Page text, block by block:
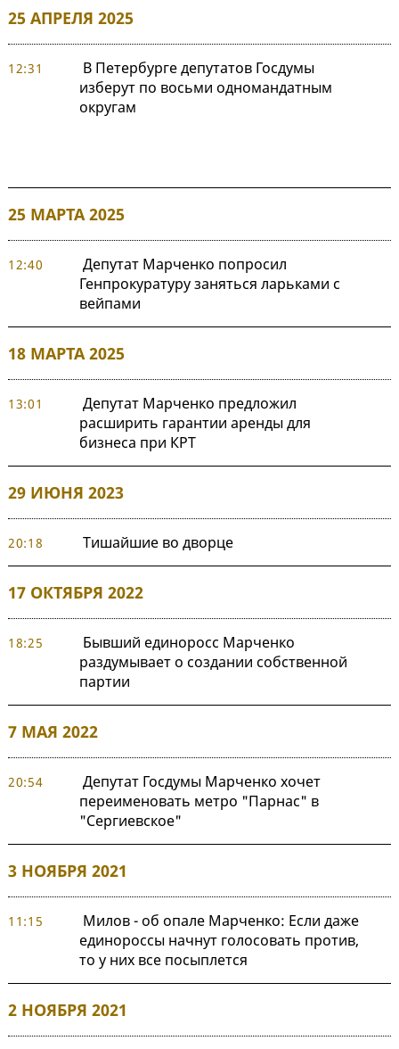
25 АПРЕЛЯ 2025
12:31
В Петербурге депутатов Госдумы
изберут по восьми одномандатным
округам
25 МАРТА 2025
12:40
Депутат Марченко попросил
Генпрокуратуру заняться ларьками с
вейпами
18 МАРТА 2025
13:01
Депутат Марченко предложил
расширить гарантии аренды для
бизнеса при КРТ
29 ИЮНЯ 2023
20:18 Тишайшие во дворце
17 ОКТЯБРЯ 2022
18:25
Бывший единоросс Марченко
раздумывает о создании собственной
партии
7 МАЯ 2022
20:54
Депутат Госдумы Марченко хочет
переименовать метро "Парнас" в
"Сергиевское"
3 НОЯБРЯ 2021
11:15
Милов - об опале Марченко: Если даже
единороссы начнут голосовать против,
то у них все посыплется
2 НОЯБРЯ 2021